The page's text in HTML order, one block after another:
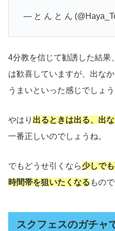
— と ん と ん
4分教を信じて勧誘した結果
は歓喜していますが、出な
うまいといった感じでしょ
やはり 出るときは出る、出
一番正しいのでしょうね。
でもどうせ引くなら少しで
時間帯を狙いたくなる もの
スクフェスのガチャ